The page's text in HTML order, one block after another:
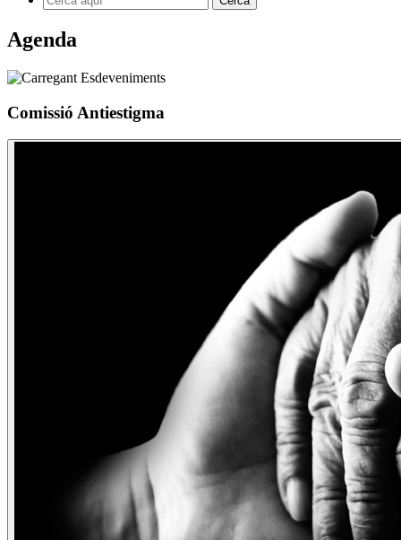
Agenda
Comissió Antiestigma